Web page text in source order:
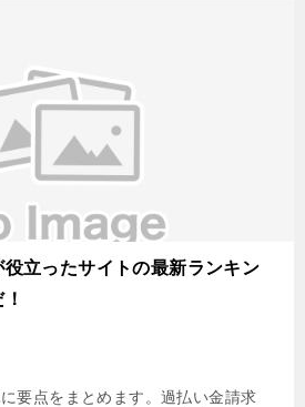
立ったサイトの最新ランキン
要点をまとめます。過払い金請求